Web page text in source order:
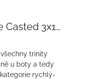
hvězdiček.
Rámy Powerslide Elite Casted 3x110 Trinity 270mm
hvězdiček.
trinity
u boty a tedy
rychlý-